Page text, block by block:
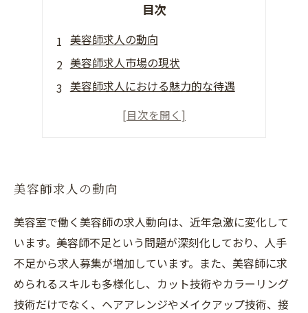
目次
美容師求人の動向
美容師求人市場の現状
美容師求人における魅力的な待遇
美容師求人の探し方
美容師求人の動向
美容室で働く美容師の求人動向は、近年急激に変化して
います。美容師不足という問題が深刻化しており、人手
不足から求人募集が増加しています。また、美容師に求
められるスキルも多様化し、カット技術やカラーリング
技術だけでなく、ヘアアレンジやメイクアップ技術、接